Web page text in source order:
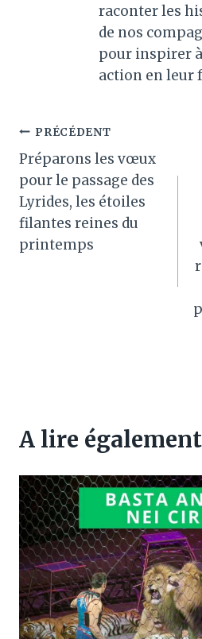
raconter les
de nos
pour inspirer
action en leur
Navigation
de
l’article
PRÉCÉDENT
Préparons les vœux
pour le passage des
Lyrides, les étoiles
filantes reines du
printemps
A lire également